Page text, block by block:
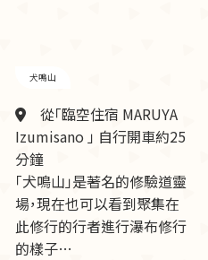
犬鳴山
從「臨空住宿 MARUYA
Izumisano 」 自行開車約25
分鐘
「犬鳴山」是著名的修驗道靈
場，現在也可以看到聚集在
此修行的行者進行瀑布修行
的樣子…